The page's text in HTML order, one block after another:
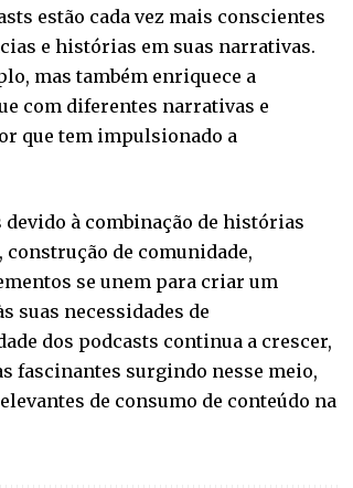
estão cada vez mais conscientes
e histórias em suas narrativas.
mas também enriquece a
com diferentes narrativas e
que tem impulsionado a
à combinação de histórias
de comunidade,
se unem para criar um
suas necessidades de
dos podcasts continua a crescer,
fascinantes surgindo nesse meio,
de consumo de conteúdo na